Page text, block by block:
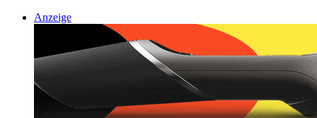
Anzeige